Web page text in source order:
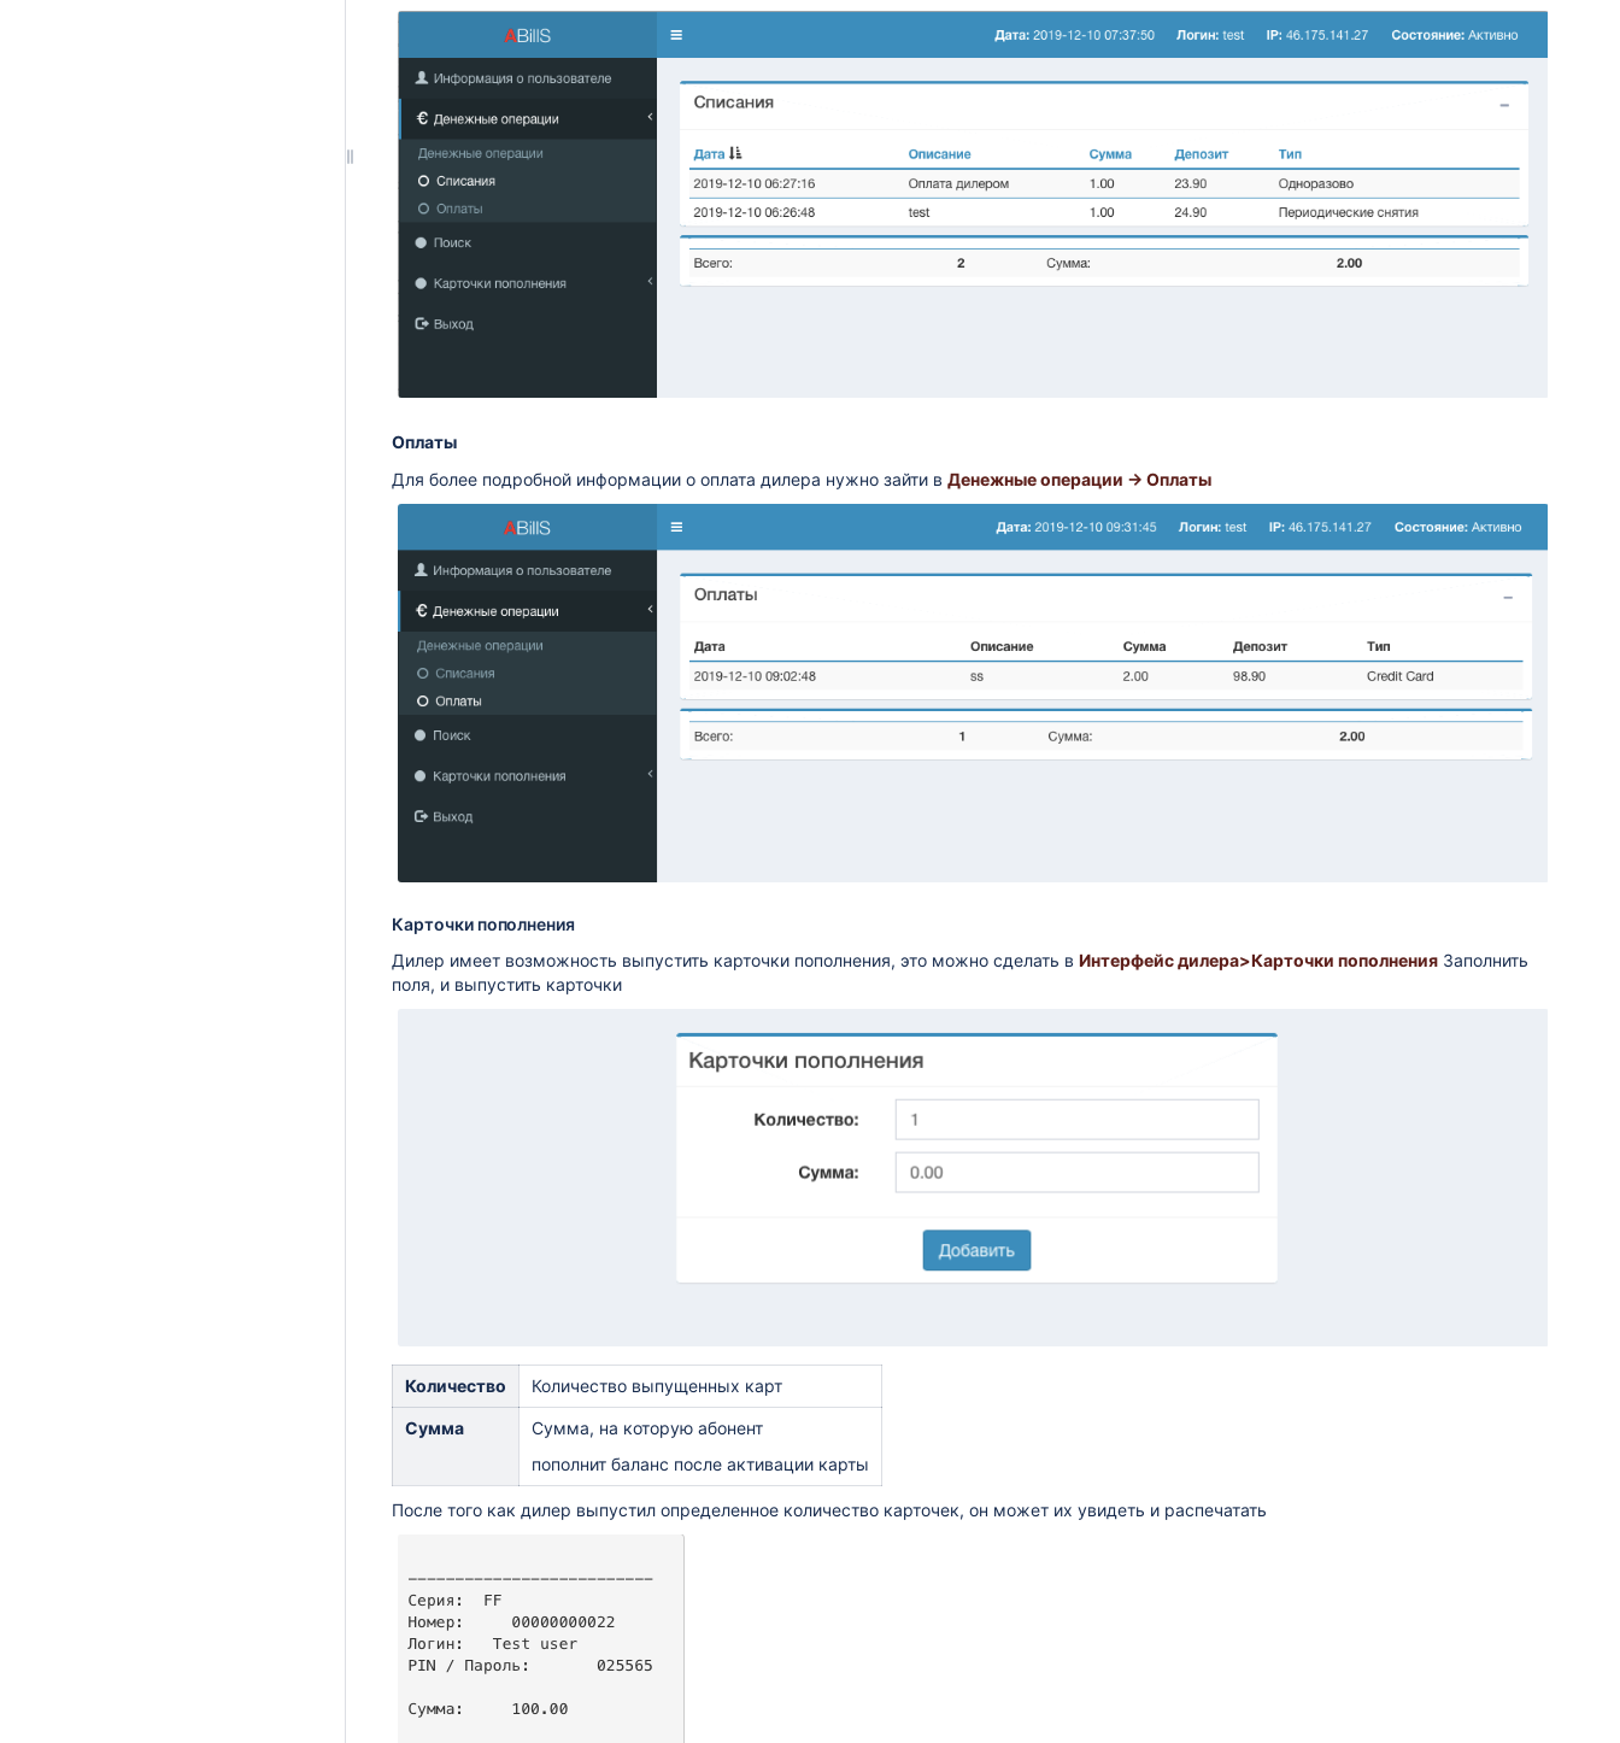
Оплаты
Для более подробной информации о оплата дилера нужно зайти в Денежные операции → Оплаты
Карточки пополнения
Дилер имеет возможность выпустить карточки пополнения, это можно сделать в Интерфейс дилера>Карточки пополнения Заполнить
поля, и выпустить карточки
Количество Количество выпущенных карт
Сумма
Сумма, на которую абонент
пополнит баланс после активации карты
После того как дилер выпустил определенное количество карточек, он может их увидеть и распечатать